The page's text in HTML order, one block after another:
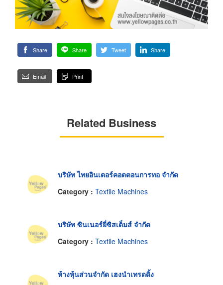
Share Share Tweet Share
Email Print
Related Business
บริษัท ไทยอินเตอร์คอตตอนการทอ จำกัด
Category : Textile Machines
บริษัท ซินเนอร์ยี่ซิสเต็มส์ จำกัด
Category : Textile Machines
ห้างหุ้นส่วนจำกัด เฮงนำเทรดดิ้ง